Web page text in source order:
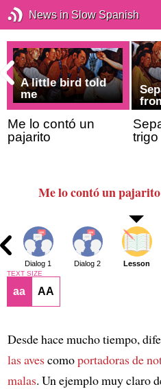
News in Slow Spanish
A little bird told
me
Me lo contó un
pajarito
trigo
Me lo contó un pajarito
Dialog 1 Dialog 2 Lesson
TEXT SIZE
aa AA
Desde hace mucho tiempo,
las avescomoportadoras de
malas. Un ejemplo muy claro